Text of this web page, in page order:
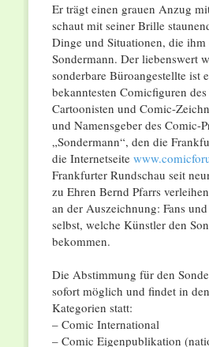
Er trägt einen grauen Anzug
schaut mit seiner Brille
Dinge und Situationen, die ihm
Sondermann. Der liebenswert
sonderbare Büroangestellte ist
bekanntesten Comicfiguren
Cartoonisten und Comic-
und Namensgeber des Comic-
„Sondermann“, den die
die Internetseite
Frankfurter Rundschau seit
zu Ehren Bernd Pfarrs
an der Auszeichnung: Fans
selbst, welche Künstler den
bekommen.
Die Abstimmung für den
sofort möglich und findet in
Kategorien statt:
– Comic International
– Comic Eigenpublikation